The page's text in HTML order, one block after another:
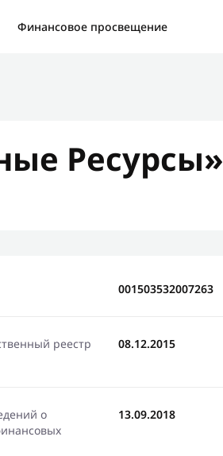
Финансовое просвещение
Ресурсы»
001503532007263
реестр
08.12.2015
о
13.09.2018
форма не найдена.
Отправить новый запрос